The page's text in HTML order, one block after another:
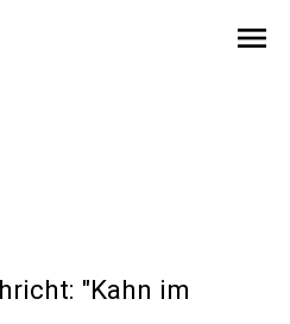
menu
"Kahn im